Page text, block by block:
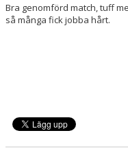
Bra genomförd match, tuff
så många fick jobba hårt.